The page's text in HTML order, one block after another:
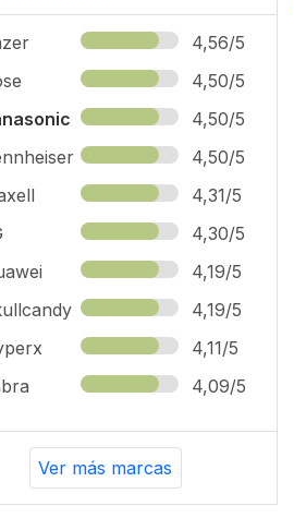
4,56/5
4,50/5
4,50/5
4,50/5
4,31/5
4,30/5
4,19/5
4,19/5
4,11/5
4,09/5
Ver más marcas